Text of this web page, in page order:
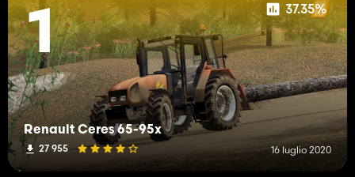
1 37.35%
Renault Ceres 65-95x
27 955 16 luglio 2020